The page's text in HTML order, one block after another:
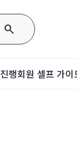
search
진행회원 셀프 가이